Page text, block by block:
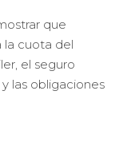
que
la cuota del
el seguro
las obligaciones